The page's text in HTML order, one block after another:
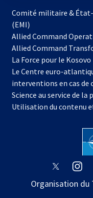
Comité militaire &
(EMI)
Allied Command
Allied Command
La Force pour le Kosovo
Le Centre euro-
interventions en cas de
Science au service de la
Utilisation du contenu
s’ouvre
un
un
Organisation